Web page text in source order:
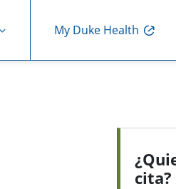
My Duke Health
cita?